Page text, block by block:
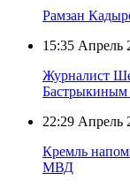
Рамзан
15:35 Апрель
Журналист
Бастрыкиным
22:29 Апрель
Кремль
МВД